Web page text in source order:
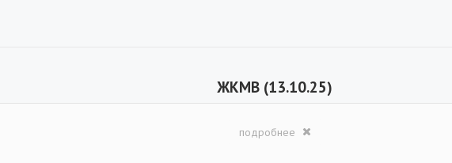
ЖКМВ (13.10.25)
подробнее